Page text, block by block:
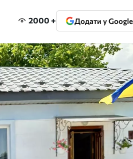
2000 + Додати у Google